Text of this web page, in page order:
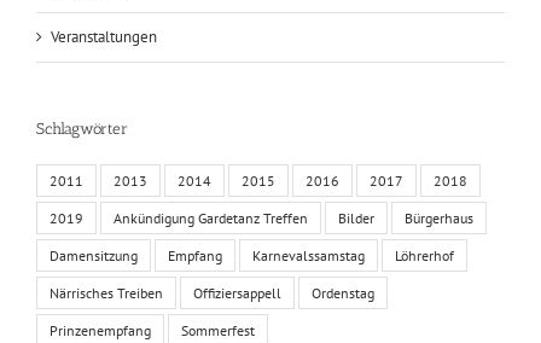
Veranstaltungen
Schlagwörter
2011 2013 2014 2015 2016 2017 2018
2019 Ankündigung Gardetanz Treffen Bilder Bürgerhaus
Damensitzung Empfang Karnevalssamstag Löhrerhof
Närrisches Treiben Offiziersappell Ordenstag
Prinzenempfang Sommerfest